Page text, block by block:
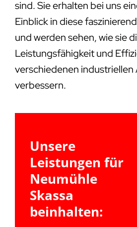
sind. Sie erhalten bei uns
Einblick in diese
und werden sehen, wie sie
Leistungsfähigkeit und
verschiedenen
verbessern.
Unsere
Leistungen für
Neumühle
Skassa
beinhalten: